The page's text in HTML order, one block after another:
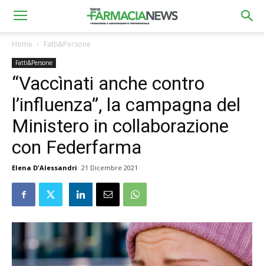
Home Fatti&Persone
Fatti&Persone
“Vaccìnati anche contro
l’influenza”, la campagna del
Ministero in collaborazione
con Federfarma
Elena D'Alessandri 21 Dicembre 2021